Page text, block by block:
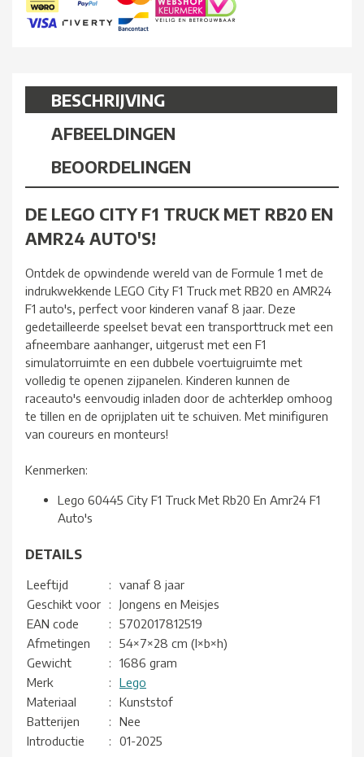
BESCHRIJVING
AFBEELDINGEN
BEOORDELINGEN
DE LEGO CITY F1 TRUCK MET RB20 EN
AMR24 AUTO'S!
Ontdek de opwindende wereld van de Formule 1 met de
indrukwekkende LEGO City F1 Truck met RB20 en AMR24
F1 auto's, perfect voor kinderen vanaf 8 jaar. Deze
gedetailleerde speelset bevat een transporttruck met een
afneembare aanhanger, uitgerust met een F1
simulatorruimte en een dubbele voertuigruimte met
volledig te openen zijpanelen. Kinderen kunnen de
raceauto's eenvoudig inladen door de achterklep omhoog
te tillen en de oprijplaten uit te schuiven. Met minifiguren
van coureurs en monteurs!
Kenmerken:
Lego 60445 City F1 Truck Met Rb20 En Amr24 F1
Auto's
DETAILS
Leeftijd :
vanaf 8 jaar
Geschikt voor
:
Jongens en Meisjes
EAN code
:
5702017812519
Afmetingen
:
54×7×28 cm (l×b×h)
Gewicht
:
1686 gram
Merk
:
Lego
Materiaal
:
Kunststof
Batterijen
:
Nee
Introductie
: 01-2025